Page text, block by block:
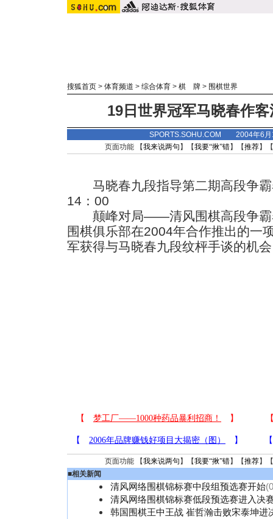
搜狐首页 > 体育频道 > 综合体育 > 棋 牌 > 围棋世界
19日世界冠军马晓春作
SPORTS.SOHU.COM 2004年6
页面功能 【我来说两句 】【我要“揪”错】【推荐】
马晓春九段指导第二期高段争霸
14：00
颠峰对局——清风围棋高段争霸
围棋俱乐部在2004年合作推出的一
军获得与马晓春九段纹枰手谈的机
页面功能 【我来说两句 】【我要“揪”错】【推荐】
■相关新闻
清风网络围棋锦标赛中段组预选赛开始
清风网络围棋锦标赛低段预选赛进入决
韩国围棋王中王战 崔哲瀚击败宋泰坤进